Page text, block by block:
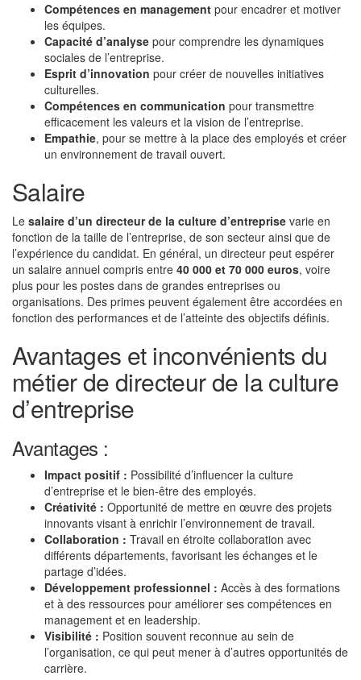
Compétences en management pour encadrer et motiver
les équipes.
Capacité d’analyse pour comprendre les dynamiques
sociales de l’entreprise.
Esprit d’innovation pour créer de nouvelles initiatives
culturelles.
Compétences en communication pour transmettre
efficacement les valeurs et la vision de l’entreprise.
Empathie, pour se mettre à la place des employés et créer
un environnement de travail ouvert.
Salaire
Le salaire d’un directeur de la culture d’entreprise varie en
fonction de la taille de l’entreprise, de son secteur ainsi que de
l’expérience du candidat. En général, un directeur peut espérer
un salaire annuel compris entre 40 000 et 70 000 euros, voire
plus pour les postes dans de grandes entreprises ou
organisations. Des primes peuvent également être accordées en
fonction des performances et de l’atteinte des objectifs définis.
Avantages et inconvénients du
métier de directeur de la culture
d’entreprise
Avantages :
Impact positif : Possibilité d’influencer la culture
d’entreprise et le bien-être des employés.
Créativité : Opportunité de mettre en œuvre des projets
innovants visant à enrichir l’environnement de travail.
Collaboration : Travail en étroite collaboration avec
différents départements, favorisant les échanges et le
partage d’idées.
Développement professionnel : Accès à des formations
et à des ressources pour améliorer ses compétences en
management et en leadership.
Visibilité : Position souvent reconnue au sein de
l’organisation, ce qui peut mener à d’autres opportunités de
carrière.